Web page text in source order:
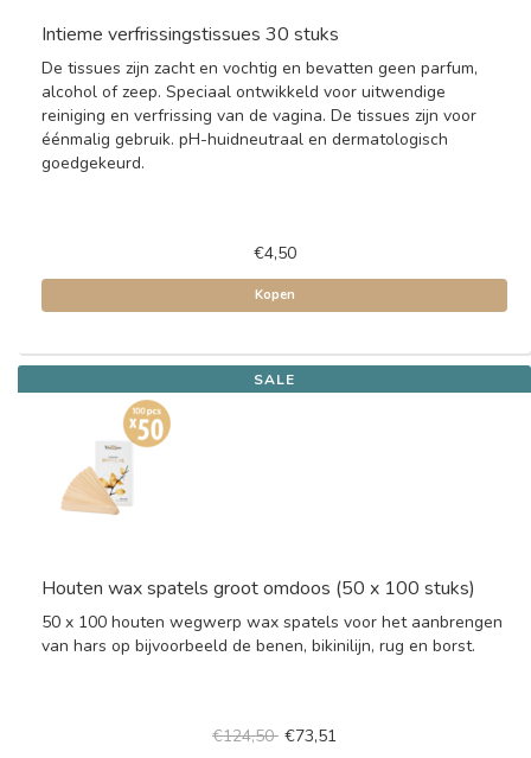
Intieme verfrissingstissues 30 stuks
De tissues zijn zacht en vochtig en bevatten geen parfum,
alcohol of zeep. Speciaal ontwikkeld voor uitwendige
reiniging en verfrissing van de vagina. De tissues zijn voor
éénmalig gebruik. pH-huidneutraal en dermatologisch
goedgekeurd.
€4,50
Kopen
SALE
Houten wax spatels groot omdoos (50 x 100 stuks)
50 x 100 houten wegwerp wax spatels voor het aanbrengen
van hars op bijvoorbeeld de benen, bikinilijn, rug en borst.
€124,50 €73,51